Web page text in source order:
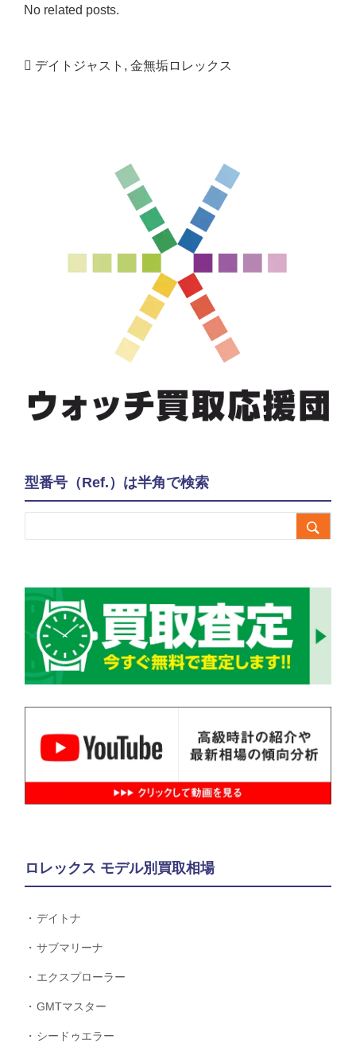
No related posts.
デイトジャスト , 金無垢ロレックス
型番号（Ref.）は半角で検索

ロレックス モデル別買取相場
デイトナ
サブマリーナ
エクスプローラー
GMTマスター
シードゥエラー